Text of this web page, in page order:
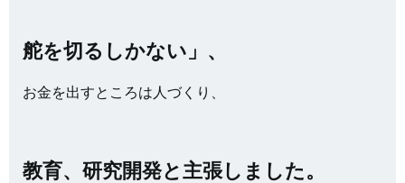
舵を切るしかない」、
お金を出すところは人づくり、
教育、研究開発と主張しました。